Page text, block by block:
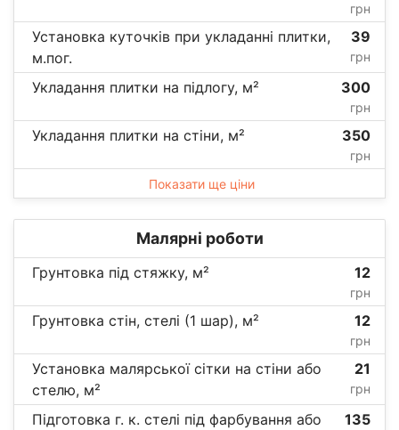
грн
Установка куточків при укладанні плитки,
м.пог.
39
грн
Укладання плитки на підлогу, м² 300
грн
Укладання плитки на стіни, м² 350
грн
Показати ще ціни
Малярні роботи
Грунтовка під стяжку, м² 12
грн
Грунтовка стін, стелі (1 шар), м² 12
грн
Установка малярської сітки на стіни або
стелю, м²
21
грн
Підготовка г. к. стелі під фарбування або
135